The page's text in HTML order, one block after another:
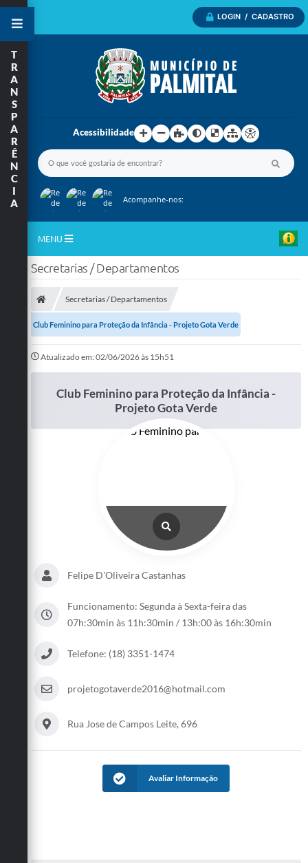
LOGIN / CADASTRO
Acessibilidade
Acompanhe-nos:
MENU
Inicio
A Nossa Cidade
A Prefeitura
Departamentos
T
R
A
N
S
P
A
R
Ê
N
C
I
A
Secretarias / Departamentos
Secretarias / Departamentos
Club Feminino para Proteção da Infância - Projeto Gota Verde
Atualizado em: 02/06/2026 às 15h51
Club Feminino para Proteção da Infância -
Projeto Gota Verde
Felipe D'Oliveira Castanhas
Funcionamento: Segunda à Sexta-feira das
07h:30min às 11h:30min / 13h:00 às 16h:30min
Telefone: (18) 3351-1474
projetogotaverde2016@hotmail.com
Rua Jose de Campos Leite, 696
Avaliar Informação